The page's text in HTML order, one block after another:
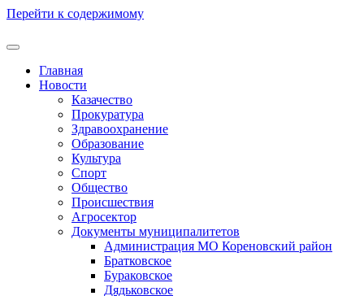
Перейти к содержимому
Главная
Новости
Казачество
Прокуратура
Здравоохранение
Образование
Культура
Спорт
Общество
Происшествия
Агросектор
Документы муниципалитетов
Администрация МО Кореновский район
Братковское
Бураковское
Дядьковское